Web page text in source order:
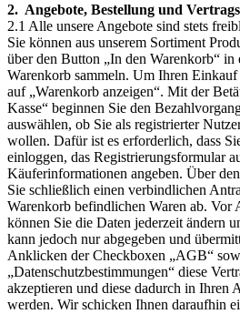
2. Angebote, Bestellung und
2.1 Alle unsere Angebote sind stets
Sie können aus unserem Sortiment
über den Button „In den Warenkorb“ in
Warenkorb sammeln. Um Ihren
auf „Warenkorb anzeigen“. Mit der
Kasse“ beginnen Sie den
auswählen, ob Sie als registrierter
wollen. Dafür ist es erforderlich, dass
einloggen, das Registrierungsformular
Käuferinformationen angeben. Über
Sie schließlich einen verbindlichen
Warenkorb befindlichen Waren ab. Vor
können Sie die Daten jederzeit ändern
kann jedoch nur abgegeben und
Anklicken der Checkboxen „AGB“
„Datenschutzbestimmungen“ diese
akzeptieren und diese dadurch in Ihren
werden. Wir schicken Ihnen daraufhin